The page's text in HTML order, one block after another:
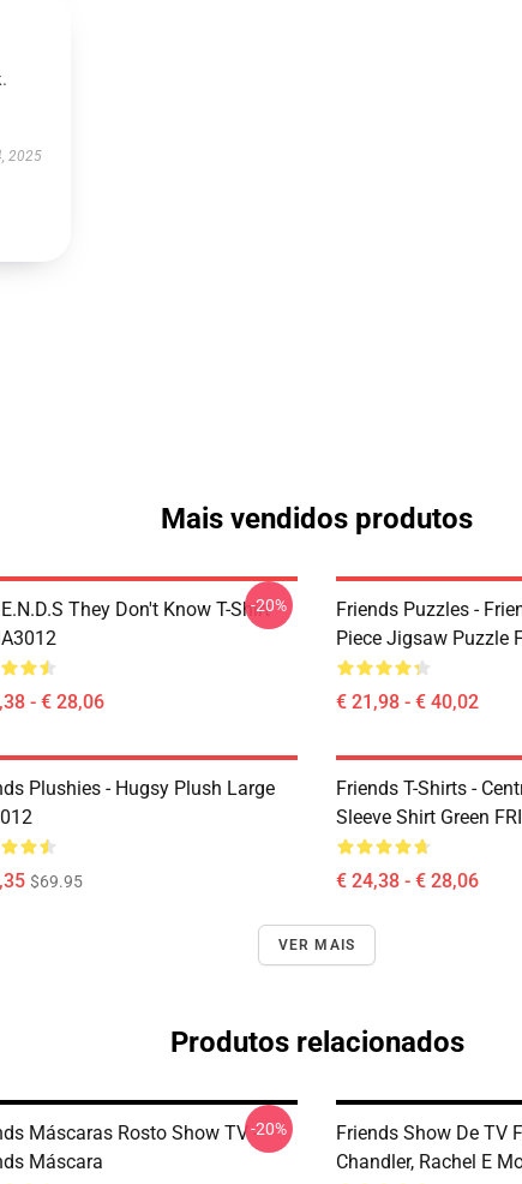
2025
Mais vendidos produtos
They Don't Know T-Shirt
- € 28,06
-20%
Friends Puzzles -
Piece Jigsaw Puzzle
€ 21,98 - € 40,02
Plushies - Hugsy Plush Large
$69.95
Friends T-Shirts -
Sleeve Shirt Green
€ 24,38 - € 28,06
VER MAIS
Produtos relacionados
Máscaras Rosto Show TV -
Máscara
-20%
Friends Show De TV
Chandler, Rachel E